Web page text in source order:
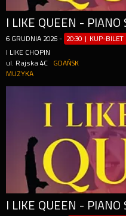
I LIKE QUEEN - PIANO
6 GRUDNIA 2026 - 20:30 | KUP-BILET
I LIKE CHOPIN
ul. Rajska 4C
GDAŃSK
MUZYKA
I LIKE QUEEN - PIANO